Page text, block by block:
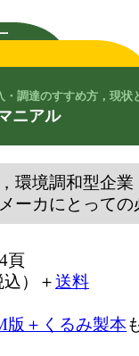
調達のすすめ方，現状
ニアル
環境調和型企
ーカにとって
頁
）＋送料
版＋くるみ製本